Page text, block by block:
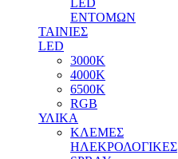
LED
ΕΝΤΟΜΩΝ
ΤΑΙΝΙΕΣ
LED
3000Κ
4000Κ
6500Κ
RGB
ΥΛΙΚΑ
ΚΛΕΜΕΣ
ΗΛΕΚΡΟΛΟΓΙΚΕΣ